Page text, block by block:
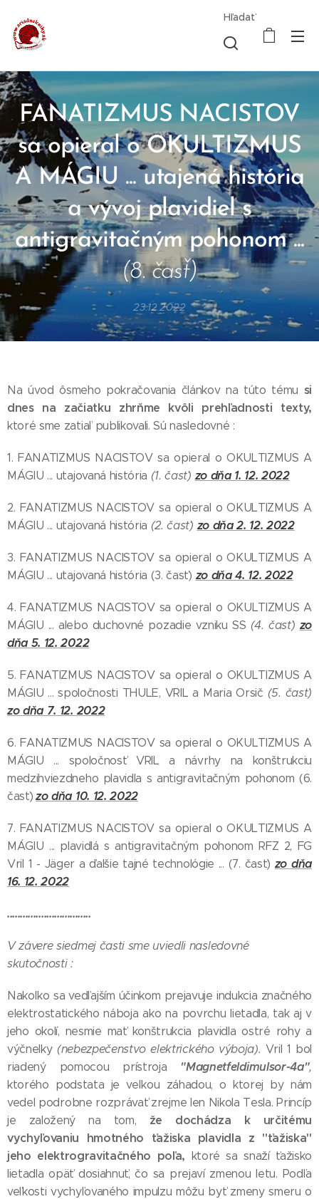
Hľadať
FANATIZMUS NACISTOV
sa opieral o OKULTIZMUS
A MÁGIU ... utajená história
a vývoj plavidiel s
antigravitačným pohonom ...
(8. časť)
23.12.2022
Na úvod ôsmeho pokračovania článkov na túto tému si
dnes na začiatku zhrňme kvôli prehľadnosti texty,
ktoré sme zatiaľ publikovali. Sú nasledovné :
1. FANATIZMUS NACISTOV sa opieral o OKULTIZMUS A
MÁGIU ... utajovaná história (1. časť) zo dňa 1. 12. 2022
2. FANATIZMUS NACISTOV sa opieral o OKULTIZMUS A
MÁGIU ... utajovaná história (2. časť) zo dňa 2. 12. 2022
3. FANATIZMUS NACISTOV sa opieral o OKULTIZMUS A
MÁGIU ... utajovaná história (3. časť) zo dňa 4. 12. 2022
4. FANATIZMUS NACISTOV sa opieral o OKULTIZMUS A
MÁGIU ... alebo duchovné pozadie vzniku SS (4. časť) zo
dňa 5. 12. 2022
5. FANATIZMUS NACISTOV sa opieral o OKULTIZMUS A
MÁGIU ... spoločnosti THULE, VRIL a Maria Orsič (5. časť)
zo dňa 7. 12. 2022
6. FANATIZMUS NACISTOV sa opieral o OKULTIZMUS A
MÁGIU ... spoločnosť VRIL a návrhy na konštrukciu
medzihviezdneho plavidla s antigravitačným pohonom (6.
časť) zo dňa 10. 12. 2022
7. FANATIZMUS NACISTOV sa opieral o OKULTIZMUS A
MÁGIU ... plavidlá s antigravitačným pohonom RFZ 2, FG
Vril 1 - Jäger a ďalšie tajné technológie ... (7. časť) zo dňa
16. 12. 2022
................................
V závere siedmej časti sme uviedli nasledovné
skutočnosti :
Nakoľko sa vedľajším účinkom prejavuje indukcia značného
elektrostatického náboja ako na povrchu lietadla, tak aj v
jeho okolí, nesmie mať konštrukcia plavidla ostré rohy a
výčnelky (nebezpečenstvo elektrického výboja). Vril 1 bol
riadený pomocou prístroja "Magnetfeldimulsor-4a",
ktorého podstata je veľkou záhadou, o ktorej by nám
vedel podrobne rozprávať zrejme len Nikola Tesla. Princíp
je založený na tom, že dochádza k určitému
vychyľovaniu hmotného ťažiska plavidla z "ťažiska"
jeho elektrogravitačného poľa, ktoré sa snaží ťažisko
lietadla opäť dosiahnuť, čo sa prejaví zmenou letu. Podľa
veľkosti vychyľovaného impulzu môžu byť zmeny smeru o